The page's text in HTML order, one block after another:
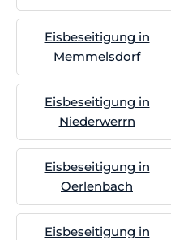
Eisbeseitigung in
Memmelsdorf
Eisbeseitigung in
Niederwerrn
Eisbeseitigung in
Oerlenbach
Eisbeseitigung in